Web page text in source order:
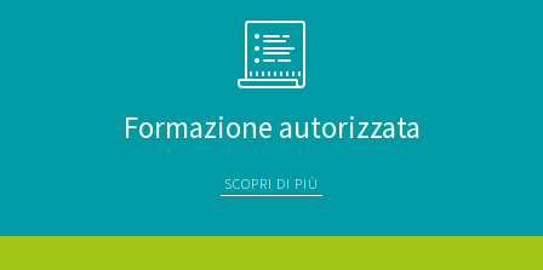
Formazione autorizzata
SCOPRI DI PIÙ